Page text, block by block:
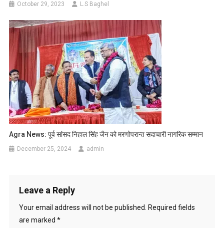
October 29, 2023 L.S Baghel
Agra News: पूर्व सांसद निहाल सिंह जैन को मरणोपरान्त सदाचारी नागरिक सम्मान
December 25, 2024 admin
Leave a Reply
Your email address will not be published.
Required fields
are marked *